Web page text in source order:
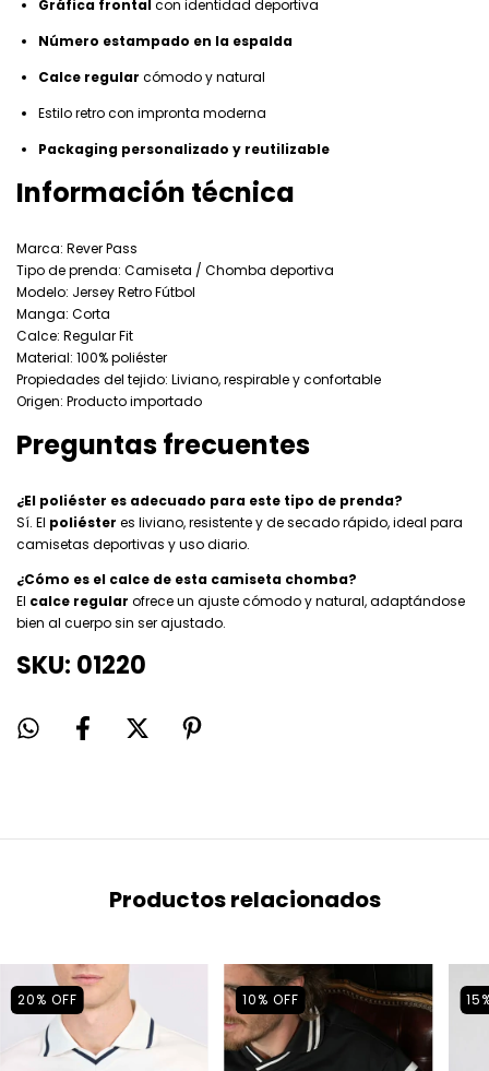
Gráfica frontal con identidad deportiva
Número estampado en la espalda
Calce regular cómodo y natural
Estilo retro con impronta moderna
Packaging personalizado y reutilizable
Información técnica
Marca: Rever Pass
Tipo de prenda: Camiseta / Chomba deportiva
Modelo: Jersey Retro Fútbol
Manga: Corta
Calce: Regular Fit
Material: 100% poliéster
Propiedades del tejido: Liviano, respirable y confortable
Origen: Producto importado
Preguntas frecuentes
¿El poliéster es adecuado para este tipo de prenda?
Sí. El poliéster es liviano, resistente y de secado rápido, ideal para
camisetas deportivas y uso diario.
¿Cómo es el calce de esta camiseta chomba?
El calce regular ofrece un ajuste cómodo y natural, adaptándose
bien al cuerpo sin ser ajustado.
SKU: 01220
Productos relacionados
20% OFF 10% OFF 15